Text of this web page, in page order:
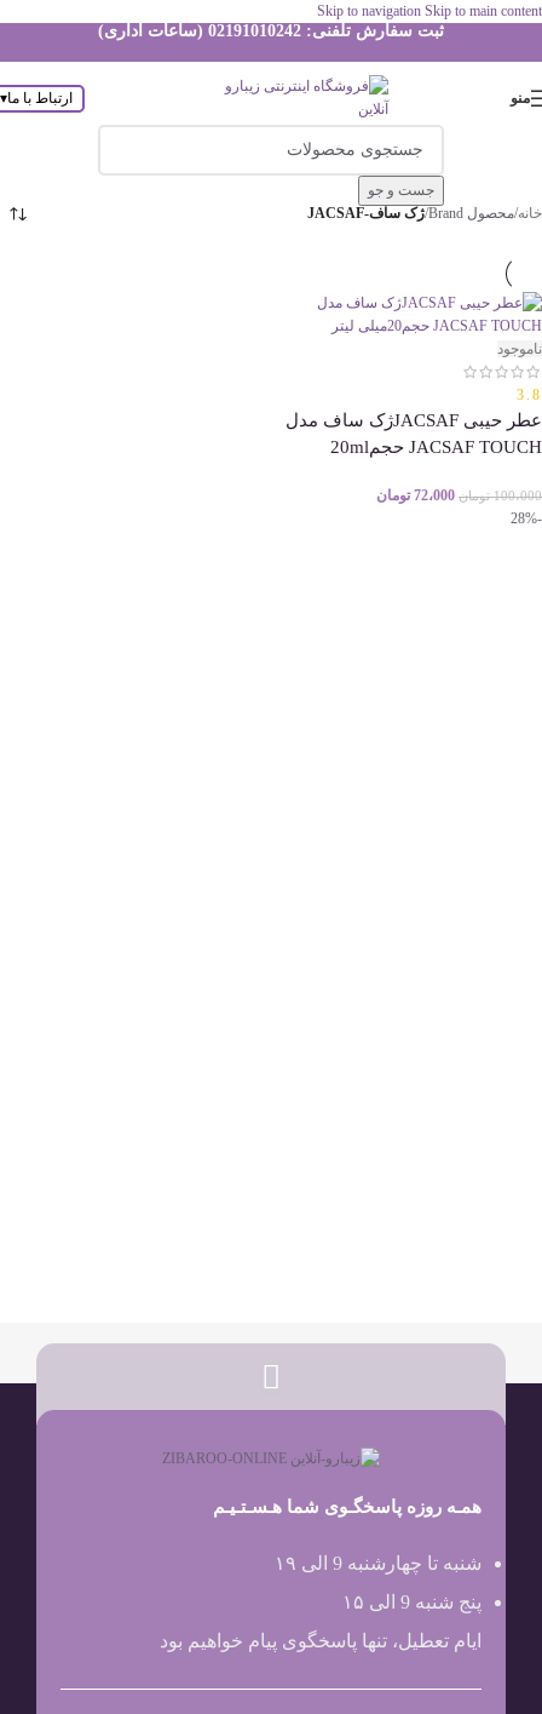
Skip to navigation Skip to main content
ثبت سفارش تلفنی: 02191010242 (ساعات اداری)
منو ارتباط با ما▾
جست و جو
خانه/محصول Brand /ژک ساف-JACSAF
ناموجود
3.8
عطر حیبی JACSAFژک ساف مدل
JACSAF TOUCH حجم20ml
100،000 تومان 72،000 تومان
-28%
همـه روزه پاسخگـوی شما هـسـتـیـم
شنبه تا چهارشنبه 9 الی ۱۹
پنج شنبه 9 الی ۱۵
ایام تعطیل، تنها پاسخگوی پیام خواهیم بود